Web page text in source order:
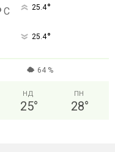
C 25.4°
25.4°
64 %
НД
25°
ПН
28°